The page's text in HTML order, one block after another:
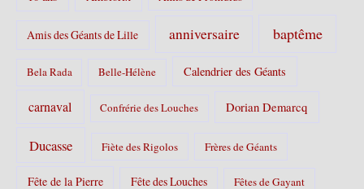
Amis des Géants de Lille anniversaire baptême
Bela Rada Belle-Hélène Calendrier des Géants
carnaval Confrérie des Louches Dorian Demarcq
Ducasse Fiète des Rigolos Frères de Géants
Fête de la Pierre Fête des Louches Fêtes de Gayant